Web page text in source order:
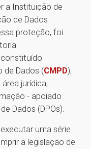
a Instituição de
de Dados
proteção, foi
de Dados (CMPD),
jurídica,
- apoiado
Dados (DPOs).
uma série
a legislação de